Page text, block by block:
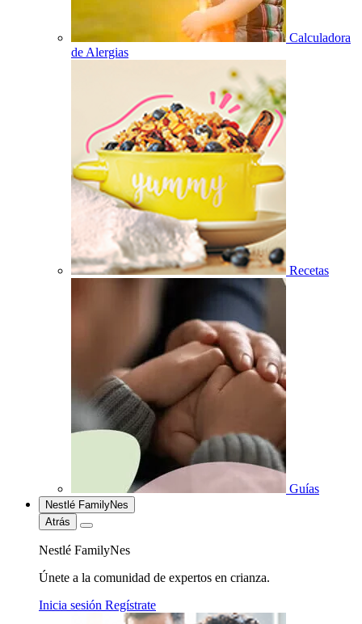
Calculadora
de Alergias
Recetas
Guías
Nestlé FamilyNes
Atrás
Nestlé FamilyNes
Únete a la comunidad de expertos en crianza.
Inicia sesión Regístrate